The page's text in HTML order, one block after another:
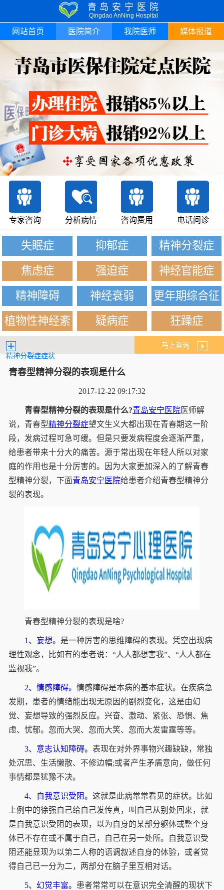
青岛安宁医院
Qingdao AnNing Hospital
网站首页 医院简介 我院医师 媒体报道
专家咨询 分析病情 咨询费用 电话问诊
失眠症 抑郁症
精神分裂症
焦虑症
强迫症
神经官能症
精神障碍
神经衰弱
更年期综合征
植物性神经紊
疑病症 狂躁症
精神分裂症症状
马上咨询
青春型精神分裂的表现是什么
2017-12-22 09:17:32
青春型精神分裂的表现是什么?青岛安宁医院医师解
说，青春型精神分裂症望文生义大都出现在青春期这一阶
段，发病过程可急可缓。但是只要发病程度会逐渐严重，
给患者带来十分大的痛苦。源于常出现在年轻人所以对家
庭的作用也是十分厉害的。因为大家更加深入的了解青春
型精神分裂，下面青岛安宁医院给患者介绍青春型精神分
裂的表现。
青春型精神分裂的表现是啥?
1、妄想。 是一种厉害的思维障碍的表现。凭空出现病
理性观念，比如有的患者说：“人人都想害我”、“人人都在
监视我”。
2、情感障碍。 情感障碍是本病的基本症状。在疾病急
发期，患者的情绪能出现无原因的剧烈变化，这是由幻
觉、妄想导致的强烈反应。兴奋、激动、紧张、恐惧、焦
虑、忧郁。忽而大哭、忽而大笑、忽而大发雷霆等等。
3、意志认知障碍。 表现在对外界事物兴趣缺缺，常独
处沉思、生活懒散、不修边幅;或者产生矛盾意向，做任何
事情都是犹豫不决。
4、自我意识受阻。 这就是此病常常看见的症状。比如
上例中的徐强自己给自己发传真，叫自己从别处回来，就
是自我意识受阻的表现，以为自身的某部分躯体或整个身
体已不存在或不属于自己，自己在另一处所。自我意识受
阻还能显现为以第二人称的语调叙述自身的体验，或者觉
得自己已一分为二，两部分在脑子里互相对话。
5、幻觉丰富。
患者常常可以在意识完全清醒的现状下